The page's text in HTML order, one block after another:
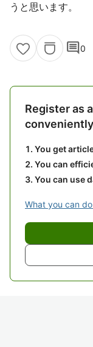
うと思います。
comment0
Register as
conveniently
You get
You can
You can use
What you can